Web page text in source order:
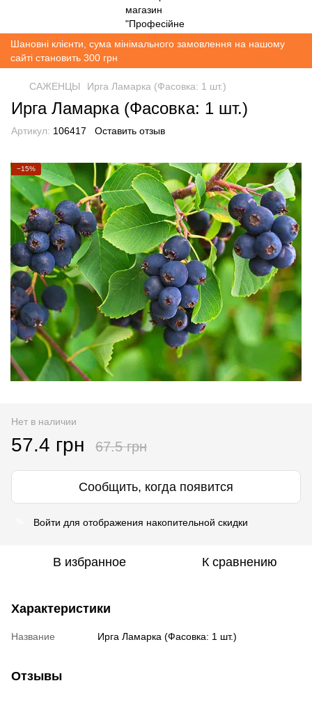
Шановні клієнти, сума мінімального замовлення на нашому
сайті становить 300 грн
САЖЕНЦЫ Ирга Ламарка (Фасовка: 1 шт.)
Ирга Ламарка (Фасовка: 1 шт.)
Артикул: 106417 Оставить отзыв
−15%
Нет в наличии
57.4 грн 67.5 грн
Сообщить, когда появится
Войти для отображения накопительной скидки
В избранное К сравнению
Характеристики
Название Ирга Ламарка (Фасовка: 1 шт.)
Отзывы